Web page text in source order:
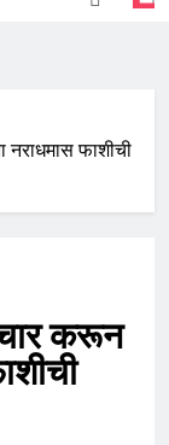
नराधमास फाशीची
करून